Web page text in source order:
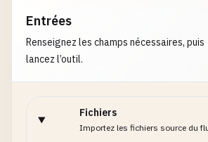
Entrées
Renseignez les champs nécessaires, puis
lancez l’outil.
Fichiers
Importez les fichiers source du